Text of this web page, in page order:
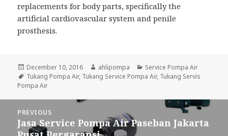
replacements for body parts, specifically the
artificial cardiovascular system and penile
prosthesis.
Posted
on
December 10, 2016 Author
ahlipompa Categories
Service Pompa Air
Tags
Tukang Pompa Air, Tukang Service Pompa Air, Tukang Servis
Pompa Air
navigation
PREVIOUS
Previous
Jasa Service Pompa Air Paseban Jakarta